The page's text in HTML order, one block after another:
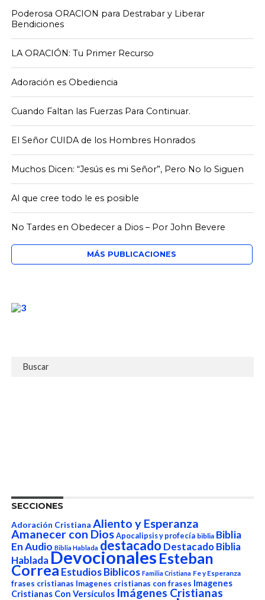
Poderosa ORACION para Destrabar y Liberar
Bendiciones
LA ORACIÓN: Tu Primer Recurso
Adoración es Obediencia
Cuando Faltan las Fuerzas Para Continuar.
El Señor CUIDA de los Hombres Honrados
Muchos Dicen: “Jesús es mi Señor”, Pero No lo Siguen
Al que cree todo le es posible
No Tardes en Obedecer a Dios – Por John Bevere
MÁS PUBLICACIONES
SECCIONES
Adoración Cristiana Aliento y Esperanza
Amanecer con Dios Apocalipsis y profecía biblia Biblia
En Audio Biblia Hablada destacado Destacado Biblia
HabladaDevocionalesEsteban
Correa Estudios Biblicos Familia Cristiana Fe y Esperanza
frases cristianas Imagenes cristianas con frases Imagenes
Cristianas Con Versículos Imágenes Cristianas